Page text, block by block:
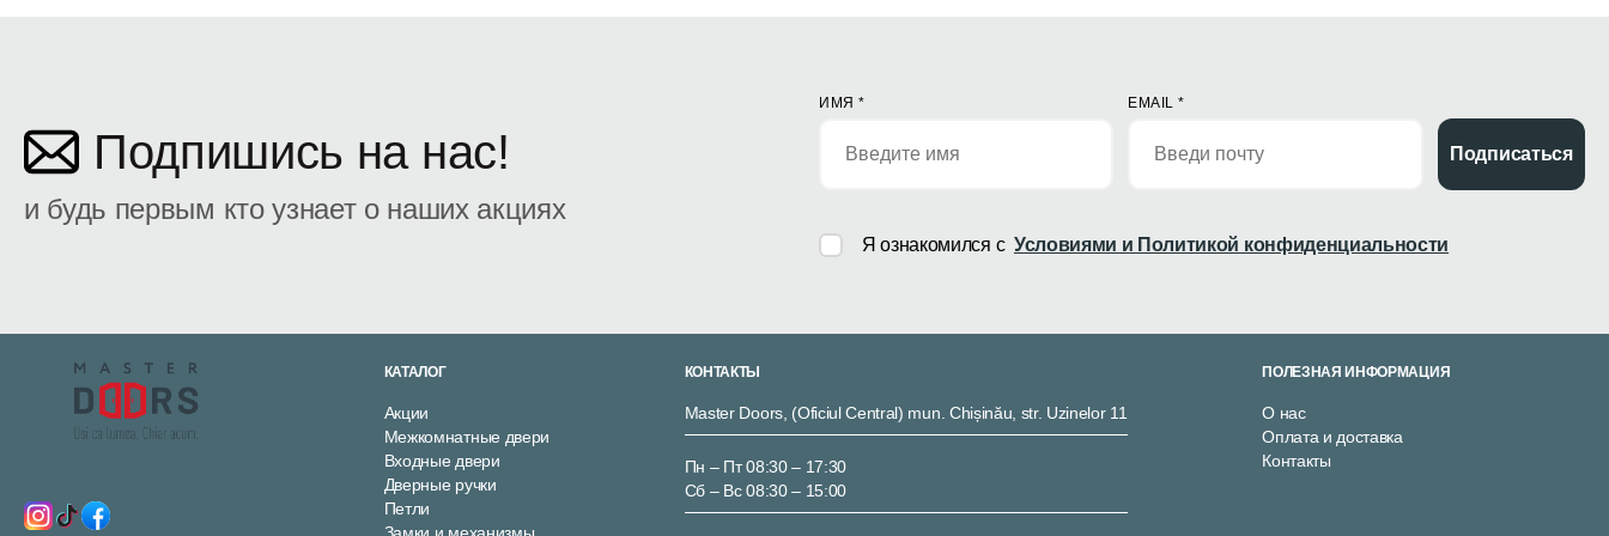
Подпишись на нас!
и будь первым кто узнает о наших акциях
ИМЯ * EMAIL*
Подписаться
Я ознакомился с Условиями и Политикой конфиденциальности
КАТАЛОГ
Акции
Межкомнатные двери
Входные двери
Дверные ручки
Петли
КОНТАКТЫ
Master Doors, (Oficiul Central) mun. Chișinău, str. Uzinelor 11
Пн – Пт 08:30 – 17:30
Сб – Вс 08:30 – 15:00
ПОЛЕЗНАЯ ИНФОРМАЦИЯ
О нас
Оплата и доставка
Контакты